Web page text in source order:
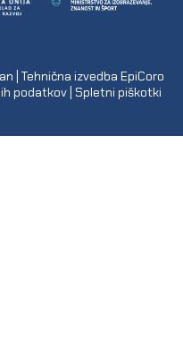
| Tehnična izvedba EpiCoro
podatkov| Spletni piškotki